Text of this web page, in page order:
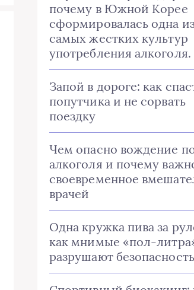
почему в Южной Корее
сформировалась одна
самых жестких культур
употребления алкоголя.
Запой в дороге: как
попутчика и не сорвать
поездку
Чем опасно вождение
алкоголя и почему
своевременное
врачей
Одна кружка пива за
как мнимые «пол-
разрушают безопасность